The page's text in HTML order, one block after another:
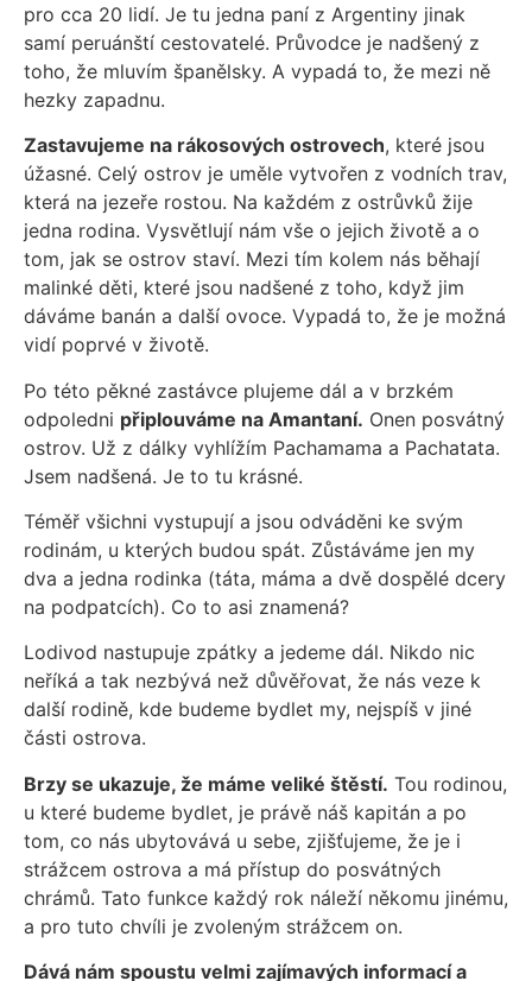
pro cca 20 lidí. Je tu jedna paní z Argentiny jinak
samí peruánští cestovatelé. Průvodce je nadšený z
toho, že mluvím španělsky. A vypadá to, že mezi ně
hezky zapadnu.
Zastavujeme na rákosových ostrovech, které jsou
úžasné. Celý ostrov je uměle vytvořen z vodních trav,
která na jezeře rostou. Na každém z ostrůvků žije
jedna rodina. Vysvětlují nám vše o jejich životě a o
tom, jak se ostrov staví. Mezi tím kolem nás běhají
malinké děti, které jsou nadšené z toho, když jim
dáváme banán a další ovoce. Vypadá to, že je možná
vidí poprvé v životě.
Po této pěkné zastávce plujeme dál a v brzkém
odpoledni připlouváme na Amantaní. Onen posvátný
ostrov. Už z dálky vyhlížím Pachamama a Pachatata.
Jsem nadšená. Je to tu krásné.
Téměř všichni vystupují a jsou odváděni ke svým
rodinám, u kterých budou spát. Zůstáváme jen my
dva a jedna rodinka (táta, máma a dvě dospělé dcery
na podpatcích). Co to asi znamená?
Lodivod nastupuje zpátky a jedeme dál. Nikdo nic
neříká a tak nezbývá než důvěřovat, že nás veze k
další rodině, kde budeme bydlet my, nejspíš v jiné
části ostrova.
Brzy se ukazuje, že máme veliké štěstí. Tou rodinou,
u které budeme bydlet, je právě náš kapitán a po
tom, co nás ubytovává u sebe, zjišťujeme, že je i
strážcem ostrova a má přístup do posvátných
chrámů. Tato funkce každý rok náleží někomu jinému,
a pro tuto chvíli je zvoleným strážcem on.
Dává nám spoustu velmi zajímavých informací a